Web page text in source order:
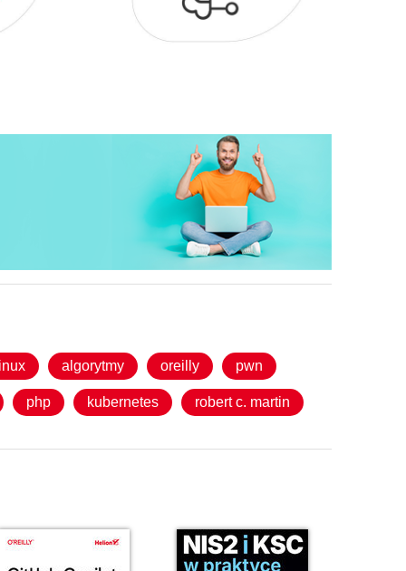
linux algorytmy oreilly pwn
php kubernetes robert c. martin